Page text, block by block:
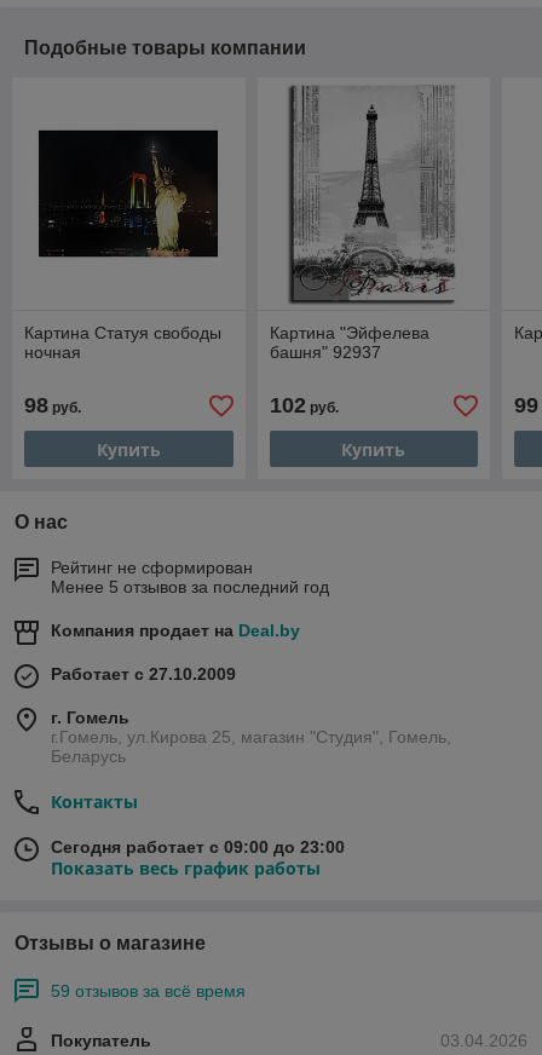
Подобные товары компании
Картина Статуя свободы
ночная
98 руб.
Купить
Картина "Эйфелева
башня" 92937
102руб.
Купить
99
О нас
Рейтинг не сформирован
Менее 5 отзывов за последний год
Компания продает на Deal.by
Работает с 27.10.2009
г. Гомель
г.Гомель, ул.Кирова 25, магазин "Студия", Гомель,
Беларусь
Контакты
Сегодня работает с 09:00 до 23:00
Показать весь график работы
Отзывы о магазине
59 отзывов за всё время
03.04.2026
Покупатель